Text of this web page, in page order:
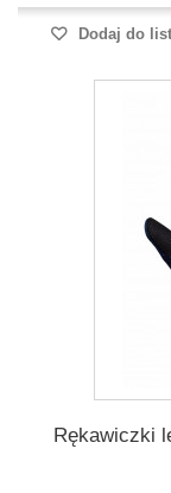
Dodaj do
Rękawiczki